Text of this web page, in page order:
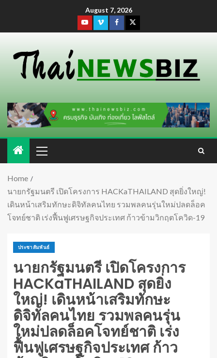
August 7, 2026
Home
นายกรัฐมนตรี เปิดโครงการ HACKaTHAILAND สุดยิ่งใหญ่!
เดินหน้าเสริมทักษะดิจิทัลคนไทย รวมพลคนรุ่นใหม่ปลดล็อค
โจทย์ชาติ เร่งฟื้นฟูเศรษฐกิจประเทศ ก้าวข้ามวิกฤตโควิด-19
ประชาสัมพันธ์
นายกรัฐมนตรี เปิดโครงการ
HACKaTHAILAND สุดยิ่ง
ใหญ่! เดินหน้าเสริมทักษะ
ดิจิทัลคนไทย รวมพลคนรุ่น
ใหม่ปลดล็อคโจทย์ชาติ เร่ง
ฟื้นฟูเศรษฐกิจประเทศ ก้าว